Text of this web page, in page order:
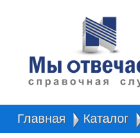
Главная Каталог